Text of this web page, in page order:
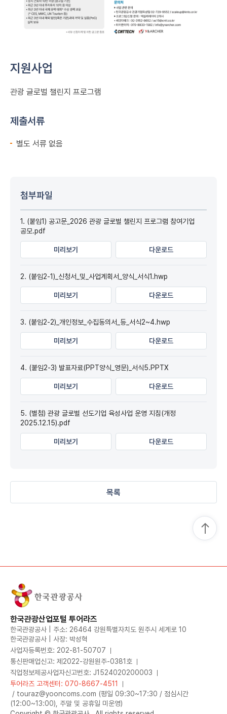
지원사업
관광 글로벌 챌린지 프로그램
제출서류
별도 서류 없음
첨부파일
1. (붙임1) 공고문_2026 관광 글로벌 챌린지 프로그램 참여기업
공모.pdf
미리보기 다운로드
2. (붙임2-1)_신청서_및_사업계획서_양식_서식1.hwp
미리보기 다운로드
3. (붙임2-2)_개인정보_수집동의서_등_서식2~4.hwp
미리보기 다운로드
4. (붙임2-3) 발표자료(PPT양식_영문)_서식5.PPTX
미리보기 다운로드
5. (별첨) 관광 글로벌 선도기업 육성사업 운영 지침(개정
2025.12.15).pdf
미리보기 다운로드
목록
한국관광산업포털 투어라즈
한국관광공사 | 주소: 26464 강원특별자치도 원주시 세계로 10
한국관광공사 | 사장: 박성혁
사업자등록번호: 202-81-50707
통신판매업신고: 제2022-강원원주-0381호
직업정보제공사업자신고번호: J1524020200003
투어라즈 고객센터: 070-8667-4511
/ touraz@yooncoms.com (평일 09:30~17:30 / 점심시간
(12:00~13:00), 주말 및 공휴일 미운영)